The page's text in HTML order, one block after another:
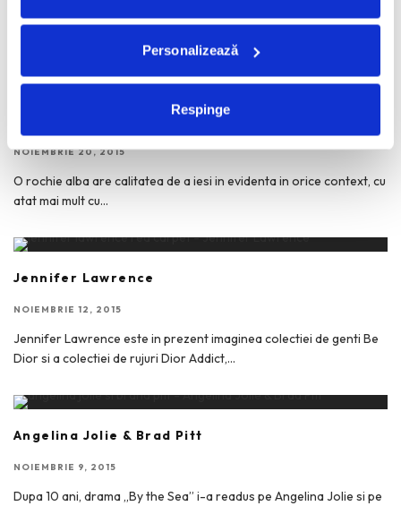
Personalizează
Respinge
Moda britanica si rolul jucat de ea pe scena internationala au fost
celebrate aseara in cadrul galei British
...
Rochii albe pe covorul rosu
NOIEMBRIE 20, 2015
O rochie alba are calitatea de a iesi in evidenta in orice context, cu
atat mai mult cu...
Jennifer Lawrence
NOIEMBRIE 12, 2015
Jennifer Lawrence este in prezent imaginea colectiei de genti Be
Dior si a colectiei de rujuri Dior Addict,...
Angelina Jolie & Brad Pitt
NOIEMBRIE 9, 2015
Dupa 10 ani, drama „By the Sea” i-a readus pe Angelina Jolie si pe